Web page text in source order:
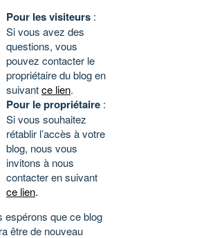
Pour les visiteurs :
Si vous avez des
questions, vous
pouvez contacter le
propriétaire du blog en
suivantce lien.
Pour le propriétaire :
Si vous souhaitez
rétablir l’accès à votre
blog, nous vous
invitons à nous
contacter en suivant
ce lien.
espérons que ce blog
être de nouveau